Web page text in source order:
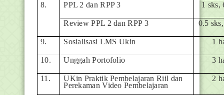
8. PPL 2 dan RPP 3 1 sks,
Review PPL 2 dan RPP 3 0.5
9. Sosialisasi LMS Ukin 1
10. Unggah Portofolio 3
11.
UKin Praktik Pembelajaran Riil dan
Perekaman Video Pembelajaran
2